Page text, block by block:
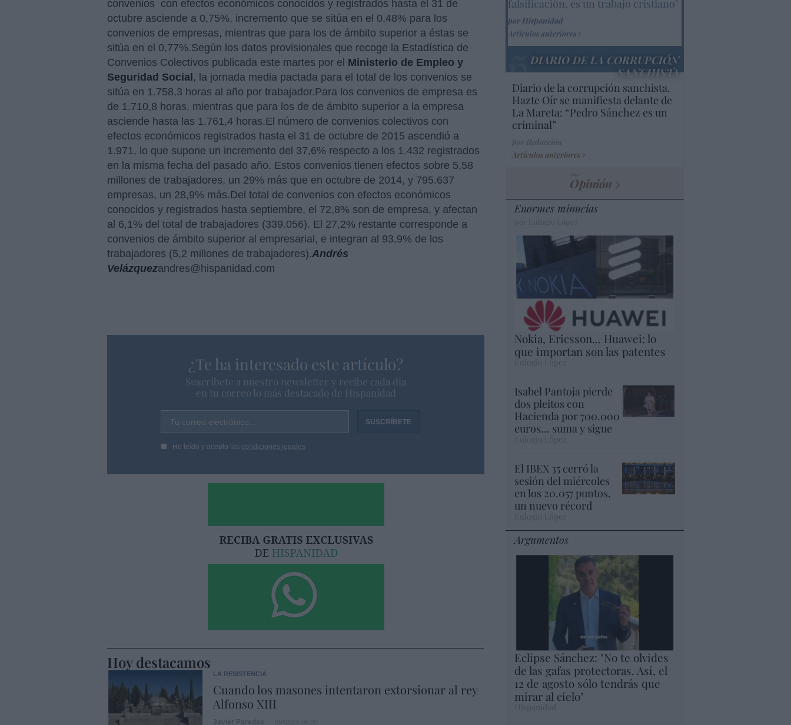
convenios con efectos económicos conocidos y registrados hasta el 31 de
octubre asciende a 0,75%, incremento que se sitúa en el 0,48% para los
convenios de empresas, mientras que para los de ámbito superior a éstas se
sitúa en el 0,77%.Según los datos provisionales que recoge la Estadística de
Convenios Colectivos publicada este martes por el Ministerio de Empleo y
Seguridad Social , la jornada media pactada para el total de los convenios se
sitúa en 1.758,3 horas al año por trabajador.Para los convenios de empresa es
de 1.710,8 horas, mientras que para los de de ámbito superior a la empresa
asciende hasta las 1.761,4 horas.El número de convenios colectivos con
efectos económicos registrados hasta el 31 de octubre de 2015 ascendió a
1.971, lo que supone un incremento del 37,6% respecto a los 1.432 registrados
en la misma fecha del pasado año. Estos convenios tienen efectos sobre 5,58
millones de trabajadores, un 29% más que en octubre de 2014, y 795.637
empresas, un 28,9% más.Del total de convenios con efectos económicos
conocidos y registrados hasta septiembre, el 72,8% son de empresa, y afectan
al 6,1% del total de trabajadores (339.056). El 27,2% restante corresponde a
convenios de ámbito superior al empresarial, e integran al 93,9% de los
trabajadores (5,2 millones de trabajadores).Andrés
Velázquezandres@hispanidad.com
¿Te ha interesado este artículo?
Suscríbete a nuestro newsletter y recibe cada dia
en tu correo lo más destacado de Hispanidad
Tu correo electrónico...
He leído y acepto las condiciones legales
Hoy destacamos
LA RESISTENCIA
Cuando los masones intentaron extorsionar al rey
Alfonso XIII
falsificación, es un trabajo cristiano"
por Hispanidad
Artículos anteriores
DIARIO DE LA CORRUPCIÓN
SANCHISTA
Diario de la corrupción sanchista.
Hazte Oír se manifiesta delante de
La Mareta: “Pedro Sánchez es un
criminal”
Artículos anteriores
Opinión
Enormes minucias
Nokia, Ericsson... Huawei: lo
que importan son las patentes
Eulogio López
Isabel Pantoja pierde
dos pleitos con
Hacienda por 700.000
euros... suma y sigue
El IBEX 35 cerró la
sesión del miércoles
en los 20.057 puntos,
un nuevo récord
Argumentos
Eclipse Sánchez: "No te olvides
de las gafas protectoras. Así, el
12 de agosto sólo tendrás que
mirar al cielo"